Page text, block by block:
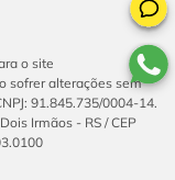
o site
sofrer alterações sem
91.845.735/0004-14.
Irmãos - RS / CEP